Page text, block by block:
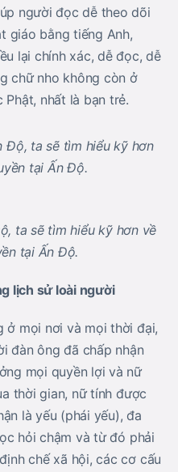
người đọc dễ theo dõi
giáo bằng tiếng Anh,
lại chính xác, dễ đọc, dễ
chữ nho không còn ở
nhất là bạn trẻ.
ta sẽ tìm hiểu kỹ hơn về
tại Ấn Độ.
lịch sử loài người
ở mọi nơi và mọi thời đại,
đàn ông đã chấp nhận
mọi quyền lợi và nữ
thời gian, nữ tính được
là yếu (phái yếu), đa
hỏi chậm và từ đó phải
chế xã hội, các cơ cấu